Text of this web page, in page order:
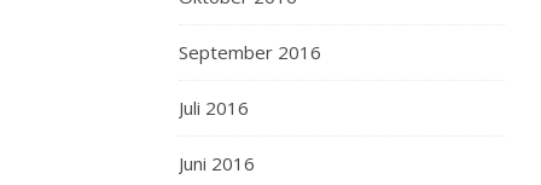
September 2016
Juli 2016
Juni 2016